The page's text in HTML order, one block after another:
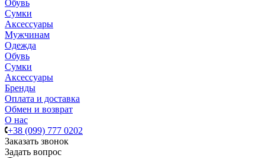
Обувь
Сумки
Аксессуары
Мужчинам
Одежда
Обувь
Сумки
Аксессуары
Бренды
Оплата и доставка
Обмен и возврат
О нас
+38 (099) 777 0202
Заказать звонок
Задать вопрос